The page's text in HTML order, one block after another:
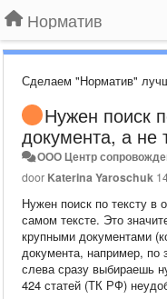
Норматив
Сделаем "Норматив"
Нужен поиск
документа, а не
ООО Центр
door Katerina Yaroschuk
Нужен поиск по тексту в
самом тексте. Это
крупными документами
документа, например, по
слева сразу выбираешь
424 статей (ТК РФ)